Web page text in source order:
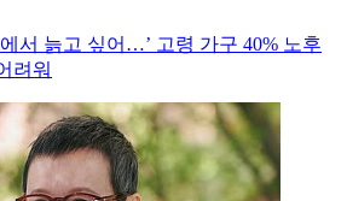
서 늙고 싶어…’ 고령 가구 40% 노후
려워